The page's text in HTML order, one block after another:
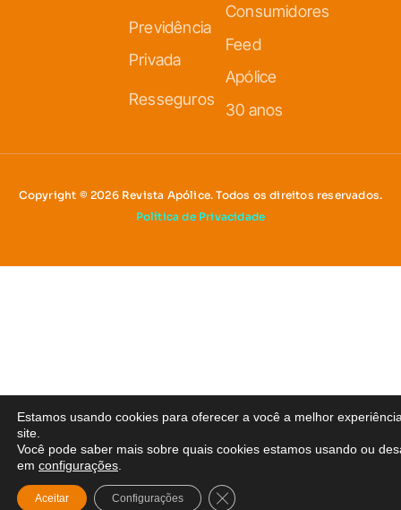
Previdência
Privada
Resseguros
Consumidores
Feed
Apólice
30 anos
Copyright © 2026 Revista Apólice. Todos os direitos reservados.
Política de Privacidade
Estamos usando cookies para oferecer a você a melhor
site.
Você pode saber mais sobre quais cookies estamos usando ou
em configurações
Aceitar Configurações Close GDPR Cookie Banner